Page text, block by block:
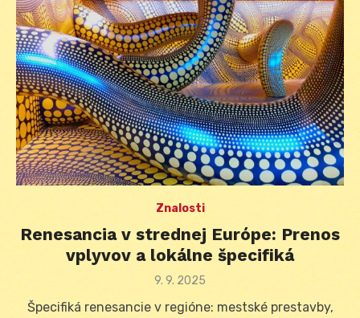
Znalosti
Renesancia v strednej Európe: Prenos
vplyvov a lokálne špecifiká
Posted
9. 9. 2025
Špecifiká renesancie v regióne: mestské prestavby,